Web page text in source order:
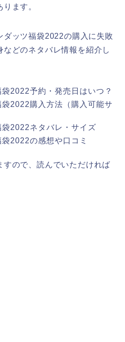
ます。
ダッツ福袋2022の購入に失敗
などのネタバレ情報を紹介し
2022予約・発売日はいつ？
2022購入方法（購入可能サ
2022ネタバレ・サイズ
2022の感想や口コミ
すので、読んでいただければ